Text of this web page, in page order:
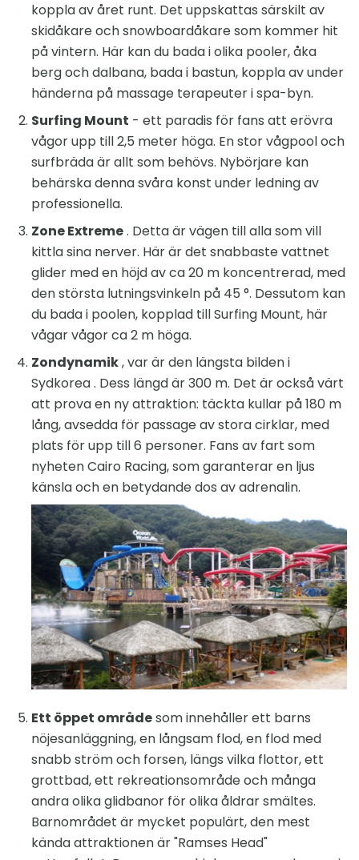
koppla av året runt. Det uppskattas särskilt av
skidåkare och snowboardåkare som kommer hit
på vintern. Här kan du bada i olika pooler, åka
berg och dalbana, bada i bastun, koppla av under
händerna på massage terapeuter i spa-byn.
Surfing Mount - ett paradis för fans att erövra
vågor upp till 2,5 meter höga. En stor vågpool och
surfbräda är allt som behövs. Nybörjare kan
behärska denna svåra konst under ledning av
professionella.
Zone Extreme. Detta är vägen till alla som vill
kittla sina nerver. Här är det snabbaste vattnet
glider med en höjd av ca 20 m koncentrerad, med
den största lutningsvinkeln på 45 °. Dessutom kan
du bada i poolen, kopplad till Surfing Mount, här
vågar vågor ca 2 m höga.
Zondynamik, var är den längsta bilden i
Sydkorea . Dess längd är 300 m. Det är också värt
att prova en ny attraktion: täckta kullar på 180 m
lång, avsedda för passage av stora cirklar, med
plats för upp till 6 personer. Fans av fart som
nyheten Cairo Racing, som garanterar en ljus
känsla och en betydande dos av adrenalin.
Ett öppet områdesom innehåller ett barns
nöjesanläggning, en långsam flod, en flod med
snabb ström och forsen, längs vilka flottor, ett
grottbad, ett rekreationsområde och många
andra olika glidbanor för olika åldrar smältes.
Barnområdet är mycket populärt, den mest
kända attraktionen är "Ramses Head"